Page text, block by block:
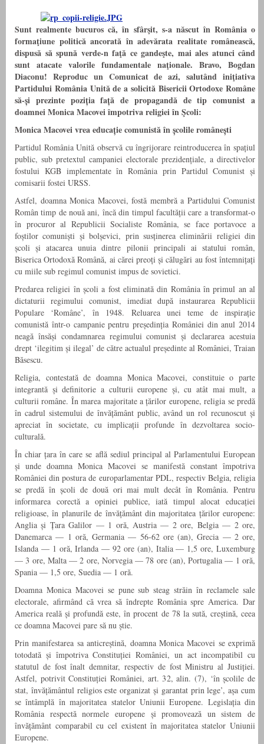
Sunt realmente bucuros că, în sfârşit, s-a născut în România o
formaţiune politică ancorată în adevărata realitate românească,
dispusă să spună verde-n faţă ce gandeşte, mai ales atunci când
sunt atacate valorile fundamentale naţionale. Bravo, Bogdan
Diaconu! Reproduc un Comunicat de azi, salutând iniţiativa
Partidului România Unită de a solicită Bisericii Ortodoxe Române
să-și prezinte poziția față de propagandă de tip comunist a
doamnei Monica Macovei împotriva religiei în Şcoli:
Monica Macovei vrea educație comunistă în școlile românești
Partidul România Unită observă cu îngrijorare reintroducerea în spațiul
public, sub pretextul campaniei electorale prezidențiale, a directivelor
fostului KGB implementate în România prin Partidul Comunist și
comisarii fostei URSS.
Astfel, doamna Monica Macovei, fostă membră a Partidului Comunist
Român timp de nouă ani, încă din timpul facultății care a transformat-o
în procuror al Republicii Socialiste România, se face portavoce a
foștilor comuniști și bolșevici, prin susținerea eliminării religiei din
școli și atacarea unuia dintre pilonii principali ai statului român,
Biserica Ortodoxă Română, ai cărei preoți și călugări au fost întemnițați
cu miile sub regimul comunist impus de sovietici.
Predarea religiei în școli a fost eliminată din România în primul an al
dictaturii regimului comunist, imediat după instaurarea Republicii
Populare ‘Române’, în 1948. Reluarea unei teme de inspirație
comunistă într-o campanie pentru președinția României din anul 2014
neagă însăși condamnarea regimului comunist și declararea acestuia
drept ‘ilegitim și ilegal’ de către actualul președinte al României, Traian
Băsescu.
Religia, contestată de doamna Monica Macovei, constituie o parte
integrantă și definitorie a culturii europene și, cu atât mai mult, a
culturii române. În marea majoritate a țărilor europene, religia se predă
în cadrul sistemului de învățământ public, având un rol recunoscut și
apreciat în societate, cu implicații profunde în dezvoltarea socio-
culturală.
În chiar țara în care se află sediul principal al Parlamentului European
și unde doamna Monica Macovei se manifestă constant împotriva
României din postura de europarlamentar PDL, respectiv Belgia, religia
se predă în școli de două ori mai mult decât în România. Pentru
informarea corectă a opiniei publice, iată timpul alocat educației
religioase, în planurile de învățământ din majoritatea țărilor europene:
Anglia și Țara Galilor — 1 oră, Austria — 2 ore, Belgia — 2 ore,
Danemarca — 1 oră, Germania — 56-62 ore (an), Grecia — 2 ore,
Islanda — 1 oră, Irlanda — 92 ore (an), Italia — 1,5 ore, Luxemburg
— 3 ore, Malta — 2 ore, Norvegia — 78 ore (an), Portugalia — 1 oră,
Spania — 1,5 ore, Suedia — 1 oră.
Doamna Monica Macovei se pune sub steag străin în reclamele sale
electorale, afirmând că vrea să îndrepte România spre America. Dar
America reală și profundă este, în procent de 78 la sută, creștină, ceea
ce doamna Macovei pare să nu știe.
Prin manifestarea sa anticreștină, doamna Monica Macovei se exprimă
totodată și împotriva Constituției României, un act incompatibil cu
statutul de fost înalt demnitar, respectiv de fost Ministru al Justiției.
Astfel, potrivit Constituției României, art. 32, alin. (7), ‘în școlile de
stat, învățământul religios este organizat și garantat prin lege’, așa cum
se întâmplă în majoritatea statelor Uniunii Europene. Legislația din
România respectă normele europene și promovează un sistem de
învățământ comparabil cu cel existent în majoritatea statelor Uniunii
Europene.